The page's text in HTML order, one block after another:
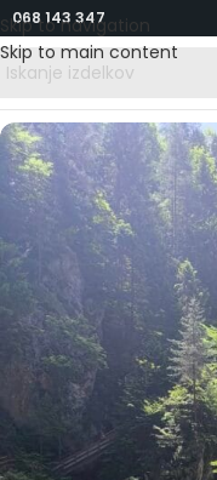
Skip to navigation
Skip to main content
068 143 347